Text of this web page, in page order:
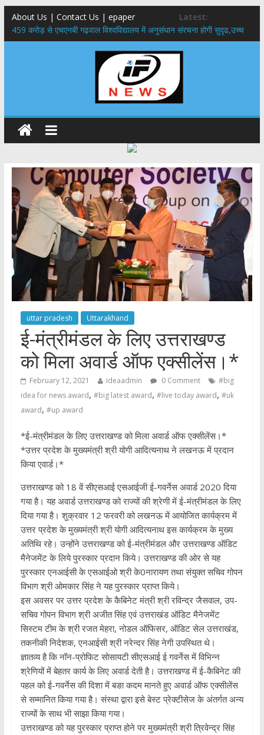
About Us | Contact Us | epaper
Latest:
459 करोड़ से एचएनबी गढ़वाल विश्वविद्यालय में अनुसंधान संरचना होगी सुदृढ,उच्च
शिक्षा मंत्री धन सिंह रावत ने नवनियुक्त केन्द्रीय शिक्षा मंत्री से की मुलाकात
राष्ट्रीय हथकरघा दिवस पर मुख्यमंत्री धामी ने उत्कृष्ट बुनकरों और हस्तशिल्प
​धामी कैबिनेट का बड़ा फैसला: पशुपालकों को 60% तक सब्सिडी, गंगा एक्सप्रेसवे का
​हरिद्वार से वीरभद्र (ऋषिकेश) तक निकली BJYM की भव्य कांवड़ यात्रा; तेजस्वी
सूर्या ने की देश व प्रदेशवासियों के कल्याण की कामना
24×7 अलर्ट मोड में रहें अधिकारी-मुख्य सचिव मानसून-एसईओसी से मुख्य सचिव ने
की विस्तृत समीक्षा कहा-बंद सड़कों को शीघ्र खोला जाए, लोगों को न हो दिक्कत
uttar pradesh Uttarakhand
ई-मंत्रीमंडल के लिए उत्तराखण्ड
को मिला अवार्ड ऑफ एक्सीलेंस।*
February 12, 2021 ideaadmin 0 Comment
#big
idea for news award, #big latest award, #live today award, #uk
award, #up award
*ई-मंत्रीमंडल के लिए उत्तराखण्ड को मिला अवार्ड ऑफ एक्सीलेंस।*
*उत्तर प्रदेश के मुख्यमंत्री श्री योगी आदित्यनाथ ने लखनऊ में प्रदान
किया एवार्ड।*
उत्तराखण्ड को 18 वें सीएसआई एसआईजी ई-गवर्नेस अवार्ड 2020 दिया
गया है। यह अवार्ड उत्तराखण्ड को राज्यों की श्रेणी में ई-मंत्रीमंडल के लिए
दिया गया है। शुक्रवार 12 फरवरी को लखनऊ में आयोजित कार्यक्रम में
उत्तर प्रदेश के मुख्यमंत्री श्री योगी आदित्यनाथ इस कार्यक्रम के मुख्य
अतिथि रहे। उन्होंने उत्तराखण्ड को ई-मंत्रीमंडल और उत्तराखण्ड ऑडिट
मैनेजमेंट के लिये पुरस्कार प्रदान किये। उत्तराखण्ड की ओर से यह
पुरस्कार एनआईसी के एसआईओ श्री के0नारायण तथा संयुक्त सचिव गोपन
विभाग श्री ओमकार सिंह ने यह पुरस्कार प्राप्त किये।
इस अवसर पर उत्तर प्रदेश के कैबिनेट मंत्री श्री रविन्द्र जैसवाल, उप-
सचिव गोपन विभाग श्री अजीत सिंह एवं उत्तराखंड ऑडिट मैनेजमेंट
सिस्टम टीम के श्री रजत मेहरा, नोडल ऑफिसर, ऑडिट सेल उत्तराखंड,
तकनीकी निदेशक, एनआईसी श्री नरेन्दर सिंह नेगी उपस्थित थे।
ज्ञातव्य है कि नॉन-प्रोफिट सोसायटी सीएसआई ई गवर्नेस में विभिन्न
श्रेणियों में बेहतर कार्य के लिए अवार्ड देती है। उत्तराखण्ड में ई-कैबिनेट की
पहल को ई-गवर्नेस की दिशा में बङा कदम मानते हुए अवार्ड ऑफ एक्सीलेंस
से सम्मानित किया गया है। संस्था द्वारा इसे बेस्ट प्रेक्टीसेज के अंतर्गत अन्य
राज्यों के साथ भी साझा किया गया।
उत्तराखण्ड को यह पुरस्कार प्राप्त होने पर मुख्यमंत्री श्री त्रिवेन्द्र सिंह